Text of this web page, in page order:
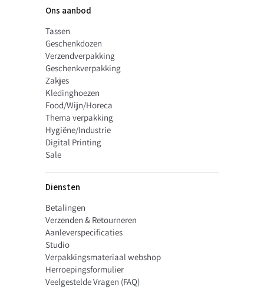
Ons aanbod
Tassen
Geschenkdozen
Verzendverpakking
Geschenkverpakking
Zakjes
Kledinghoezen
Food/Wijn/Horeca
Thema verpakking
Hygiëne/Industrie
Digital Printing
Sale
Diensten
Betalingen
Verzenden & Retourneren
Aanleverspecificaties
Studio
Verpakkingsmateriaal webshop
Herroepingsformulier
Veelgestelde Vragen (FAQ)